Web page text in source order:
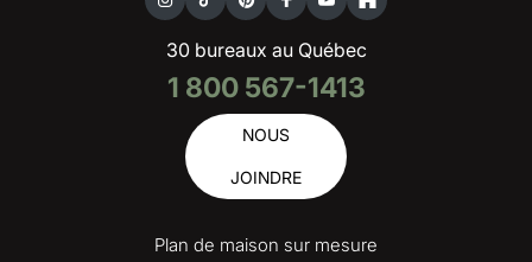
30 bureaux au Québec
1 800 567-1413
NOUS
JOINDRE
Plan de maison sur mesure